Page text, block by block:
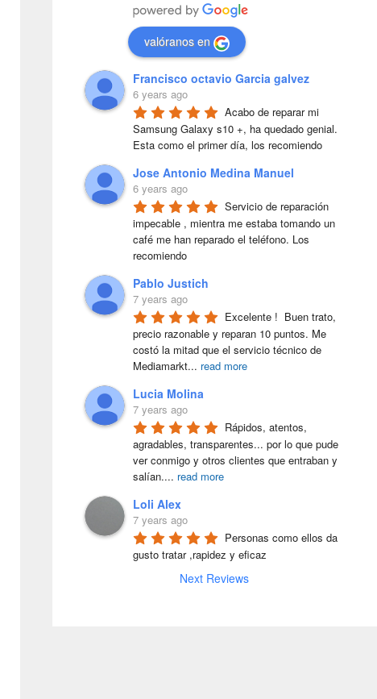
valóranos en
Francisco octavio Garcia galvez
6 years ago
Acabo de reparar mi
Samsung Galaxy s10 +, ha quedado genial.
Esta como el primer día, los recomiendo
Jose Antonio Medina Manuel
6 years ago
Servicio de reparación
impecable , mientra me estaba tomando un
café me han reparado el teléfono. Los
recomiendo
Pablo Justich
7 years ago
Excelente !  Buen trato,
precio razonable y reparan 10 puntos. Me
costó la mitad que el servicio técnico de
Mediamarkt... read more
Lucia Molina
7 years ago
Rápidos, atentos,
agradables, transparentes... por lo que pude
ver conmigo y otros clientes que entraban y
salían.... read more
Loli Alex
7 years ago
Personas como ellos da
gusto tratar ,rapidez y eficaz
Next Reviews